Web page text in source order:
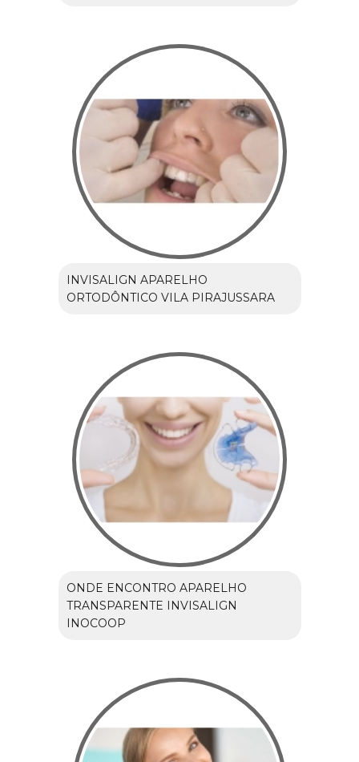
INVISALIGN APARELHO
ORTODÔNTICO VILA PIRAJUSSARA
ONDE ENCONTRO APARELHO
TRANSPARENTE INVISALIGN
INOCOOP